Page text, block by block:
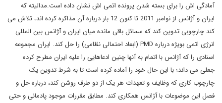
آمادگی اش را برای بسته شدن پرونده اتمی اش نشان داده است.مدالیته که
ایران و آژانس از نوامبر 2011 تا کنون 12 بار درباره آن مذاکره کرده اند، تلاش می
کند چارچوبی تدوین کند که مسائل باقی مانده میان ایران و آژانس بین المللی
انرژی اتمی بویژه درباره PMD (ابعاد احتمالی نظامی) را حل کند. ایران مجموعه
اسنادی را که آژانس با اتمام به آنها چنین ادعاهایی را علیه ایران مطرح کرده
جعلی می داند؛ با این حال خود را آماده کرده است تا به شرط تدوین یک
چارچوب کاری که وظایف و تعهدات هر یک از دو طرف روشن کند، درباره حل و
فصل این موضوعات با آژانس همکاری کند. مطابق مقررات موجود پادمانی و حتی